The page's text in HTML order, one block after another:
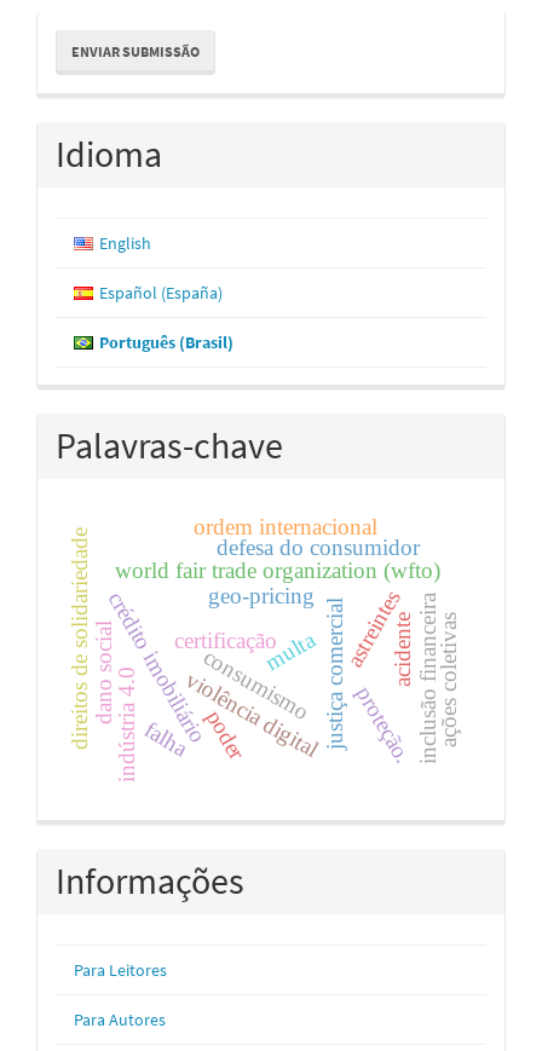
Enviar
Submissão
ENVIAR SUBMISSÃO
Idioma
English
Español (España)
Português (Brasil)
Palavras-chave
violência digital
crédito imobiliário justiça comercial
world fair trade organization (wfto)
certificaçãomulta astreintes
defesa do consumidor
inclusão financeira
proteção.
indústria 4.0
dano social
geo-pricing
consumismo
ordem internacional
acidente
direitos de solidariedade poder ações coletivas
falha
Informações
Para Leitores
Para Autores